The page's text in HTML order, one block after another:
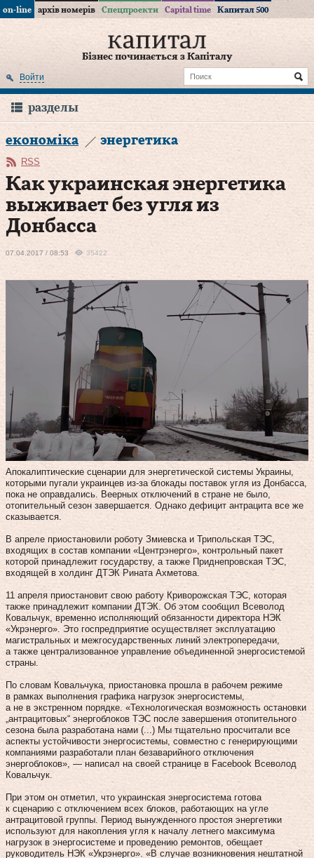
on-line архів номерів Спецпроекти Capital time Капитал 500
Бізнес починається з Капіталу
Войти
разделы
економіка энергетика
RSS
Как украинская энергетика
выживает без угля из
Донбасса
07.04.2017 / 08:53 35422
Апокалиптические сценарии для энергетической системы Украины,
которыми пугали украинцев из-за блокады поставок угля из Донбасса,
пока не оправдались. Веерных отключений в стране не было,
отопительный сезон завершается. Однако дефицит антрацита все же
сказывается.
В апреле приостановили роботу Змиевска и Трипольская ТЭС,
входящих в состав компании «Центрэнерго», контрольный пакет
которой принадлежит государству, а также Приднепровская ТЭС,
входящей в холдинг ДТЭК Рината Ахметова.
11 апреля приостановит свою работу Криворожская ТЭС, которая
также принадлежит компании ДТЭК. Об этом сообщил Всеволод
Ковальчук, временно исполняющий обязанности директора НЭК
«Укрэнерго». Это госпредприятие осуществляет эксплуатацию
магистральных и межгосударственных линий электропередачи,
а также централизованное управление объединенной энергосистемой
страны.
По словам Ковальчука, приостановка прошла в рабочем режиме
в рамках выполнения графика нагрузок энергосистемы,
а не в экстренном порядке. «Технологическая возможность остановки
„антрацитовых“ энергоблоков ТЭС после завершения отопительного
сезона была разработана нами (...) Мы тщательно просчитали все
аспекты устойчивости энергосистемы, совместно с генерирующими
компаниями разработали план безаварийного отключения
энергоблоков», — написал на своей странице в Facebook Всеволод
Ковальчук.
При этом он отметил, что украинская энергосистема готова
к сценарию с отключением всех блоков, работающих на угле
антрацитовой группы. Период вынужденного простоя энергетики
используют для накопления угля к началу летнего максимума
нагрузок в энергосистеме и проведению ремонтов, обещает
руководитель НЭК «Укрэнерго». «В случае возникновения нештатной